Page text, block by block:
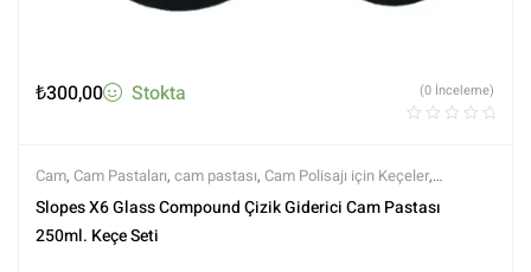
₺300,00 Stokta (0 İnceleme)
Cam, Cam Pastaları, cam pastası, Cam Polisajı için Keçeler,
Flexipad,Keçeler,Markalar,Pedler ve Keçeler, Polisaj,Polisaj ve
Parlatma,Slopes,Tüm Ürünler
Slopes X6 Glass Compound Çizik Giderici Cam Pastası
250ml. Keçe Seti